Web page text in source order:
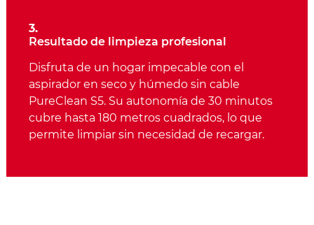
3.
Resultado de limpieza profesional
Disfruta de un hogar impecable con el
aspirador en seco y húmedo sin cable
PureClean S5. Su autonomía de 30 minutos
cubre hasta 180 metros cuadrados, lo que
permite limpiar sin necesidad de recargar.